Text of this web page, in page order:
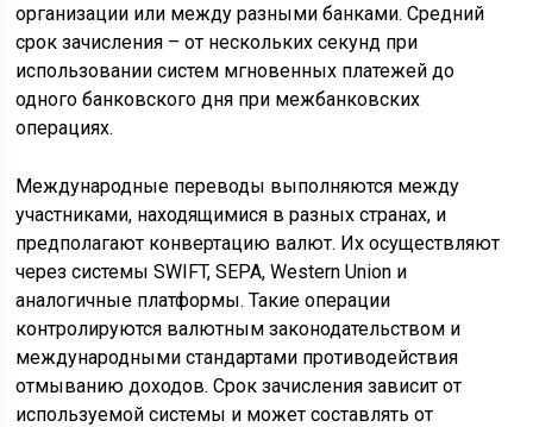
организации или между разными банками. Средний
срок зачисления – от нескольких секунд при
использовании систем мгновенных платежей до
одного банковского дня при межбанковских
операциях.
Международные переводы выполняются между
участниками, находящимися в разных странах, и
предполагают конвертацию валют. Их осуществляют
через системы SWIFT, SEPA, Western Union и
аналогичные платформы. Такие операции
контролируются валютным законодательством и
международными стандартами противодействия
отмыванию доходов. Срок зачисления зависит от
используемой системы и может составлять от